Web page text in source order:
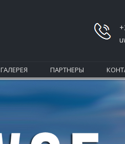
ГАЛЕРЕЯ ПАРТНЕРЫ